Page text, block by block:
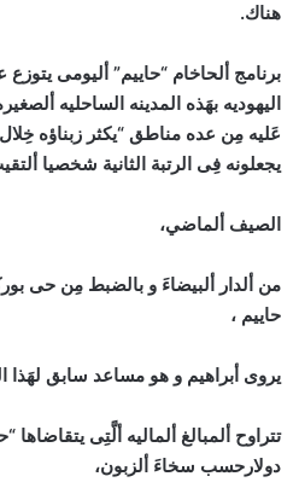
هناك.
برنامج ألحاخام “حاييم” أليومى يتوزع
اليهوديه بهَذه المدينه الساحليه
عَليه مِن عده مناطق “يكثر زبناؤه
يجعلونه فِى الرتبة الثانية شخصيا
الصيف ألماضي،
من ألدار ألبيضاءَ و بالضبط مِن حى
حاييم ،
يروى أبراهيم و هو مساعد سابق لهَذا
دولارحسب سخاءَ ألزبون،